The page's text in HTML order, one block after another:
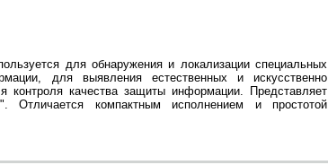
для обнаружения и локализации специальных
для выявления естественных и искусственно
качества защиты информации. Представляет
компактным исполнением и простотой